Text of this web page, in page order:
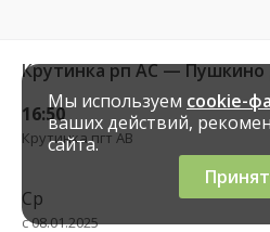
Крутинка рп АС — Пушкино
16:50
Крутинка пгт АВ
Ср
с 08.01.2025
Мы используем cookie-
ваших действий,
сайта.